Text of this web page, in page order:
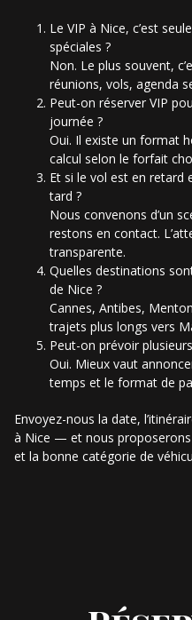
Le VIP à Nice, c’est
spéciales ?
Non. Le plus souvent,
réunions, vols, agenda
Peut-on réserver VIP
journée ?
Oui. Il existe un format
calcul selon le forfait
Et si le vol est en retard
tard ?
Nous convenons d’un
restons en contact.
transparente.
Quelles destinations
de Nice ?
Cannes, Antibes,
trajets plus longs vers
Peut-on prévoir
Oui. Mieux vaut
temps et le format de
Envoyez-nous la date,
à Nice — et nous proposerons
et la bonne catégorie de